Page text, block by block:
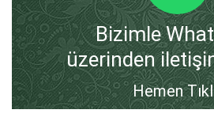
Bizimle
üzerinden
Hemen